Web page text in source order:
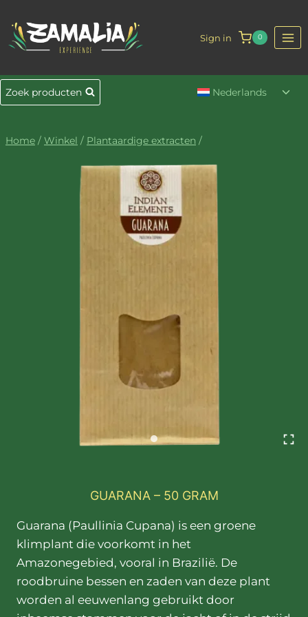
naar
inhoud
Sign in 0
Zoek producten Nederlands
Home / Winkel / Plantaardige extracten /
GUARANA – 50 GRAM
Guarana (Paullinia Cupana) is een groene
klimplant die voorkomt in het
Amazonegebied, vooral in Brazilië. De
roodbruine bessen en zaden van deze plant
worden al eeuwenlang gebruikt door